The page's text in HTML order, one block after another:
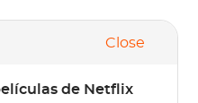
Close
de Netflix